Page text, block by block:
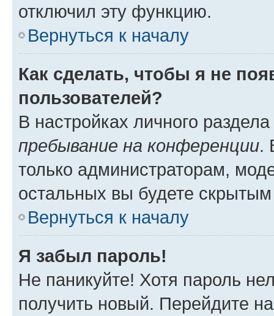
отключил эту функцию.
Вернуться к началу
Как сделать, чтобы я не
пользователей?
В настройках личного
пребывание на конференции.
только администраторам,
остальных вы будете
Вернуться к началу
Я забыл пароль!
Не паникуйте! Хотя пароль
получить новый. Перейдите